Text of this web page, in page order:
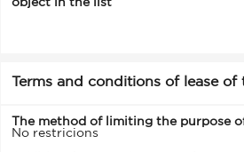
object in the list
Terms and conditions of lease
The method of limiting the purpose
No restricions